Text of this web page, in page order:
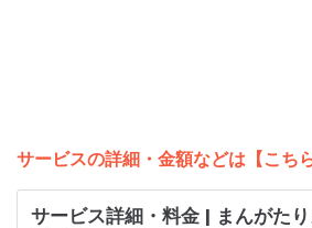
サービスの詳細・金額などは【こち
サービス詳細・料金 | まんがたり